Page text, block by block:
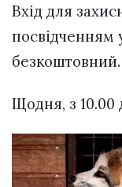
Вхід для
посвідченням
безкоштовний.
Щодня, з 10.00